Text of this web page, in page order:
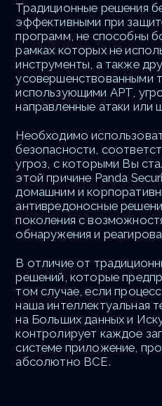
Традиционные решения
эффективными при
программ, не способны
рамках которых не
инструменты, а также
усовершенствованными
использующими APT,
направленные атаки или
Необходимо
безопасности,
угроз, с которыми Вы
этой причине Panda
домашним и
антивредоносные
поколения с
обнаружения и
В отличие от
решений, которые
том случае, если
наша интеллектуальная
на Больших данных и
контролирует каждое
системе приложение,
абсолютно ВСЕ.